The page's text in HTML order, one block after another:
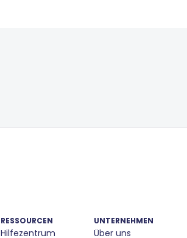
RESSOURCEN
Hilfezentrum
UNTERNEHMEN
Über uns